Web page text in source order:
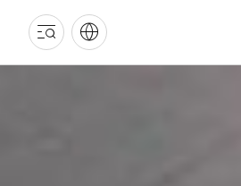
EMMI
GRUPPE